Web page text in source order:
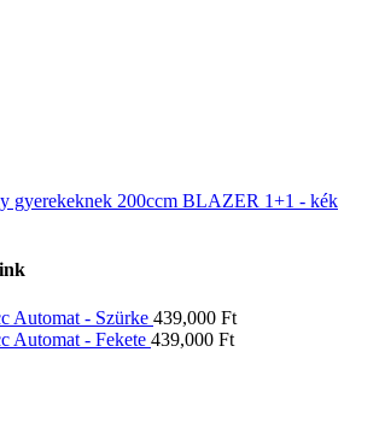
gyerekeknek 200ccm BLAZER 1+1 - kék
Automat - Szürke 439,000 Ft
Automat - Fekete 439,000 Ft